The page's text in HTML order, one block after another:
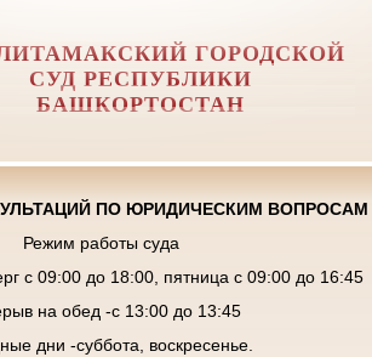
ГОРОДСКОЙ
СУД РЕСПУБЛИКИ
БАШКОРТОСТАН
ПО ЮРИДИЧЕСКИМ ВОПРОСАМ
Режим работы суда
с 09:00 до 18:00, пятница с 09:00 до 16:45
на обед -с 13:00 до 13:45
дни -суббота, воскресенье.